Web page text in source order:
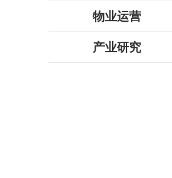
物业运营
产业研究